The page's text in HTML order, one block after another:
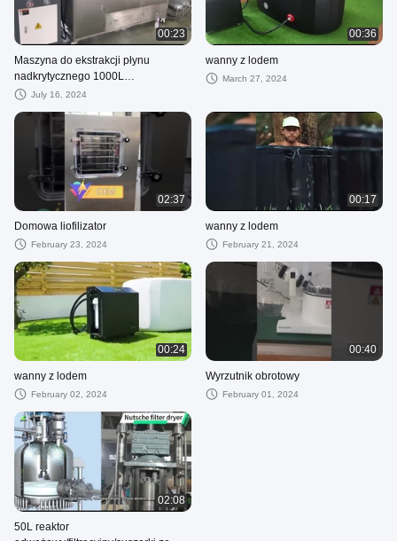
00:23
Maszyna do ekstrakcji płynu
nadkrytycznego 1000L
Laboratorium Maszyna do ekstrakcji
July 16, 2024
00:36
wanny z lodem
March 27, 2024
02:37
Domowa liofilizator
February 23, 2024
00:17
wanny z lodem
February 21, 2024
00:24
wanny z lodem
February 02, 2024
00:40
Wyrzutnik obrotowy
February 01, 2024
02:08
50L reaktor